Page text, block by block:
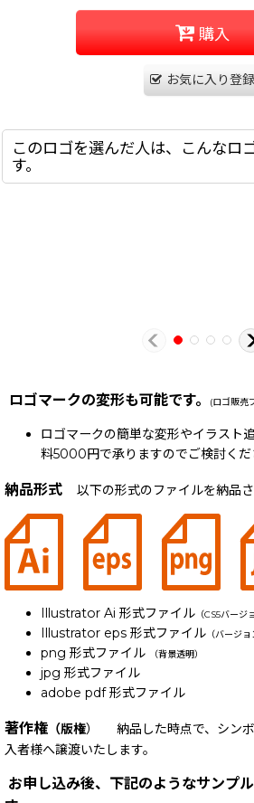
購入
お気に入り登録
このロゴを選んだ人は、こんなロ
す。
ロゴマークの変形も可能です。 (ロゴ販売
ロゴマークの簡単な変形やイラスト
料5000円で承りますのでご検討くだ
納品形式 以下の形式のファイルを納品さ
Illustrator Ai 形式ファイル （CS5バージ
Illustrator eps 形式ファイル （バージ
png 形式ファイル （背景透明）
jpg 形式ファイル
adobe pdf 形式ファイル
著作権 （版権） 納品した時点で、シン
入者様へ譲渡いたします。
お申し込み後、下記のようなサンプ